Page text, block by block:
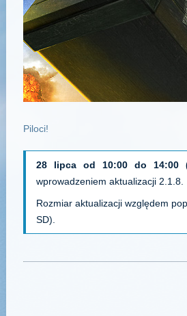
Piloci!
28 lipca od 10:00 do 14:00
wprowadzeniem aktualizacji 2.1.8.
Rozmiar aktualizacji względem
SD).